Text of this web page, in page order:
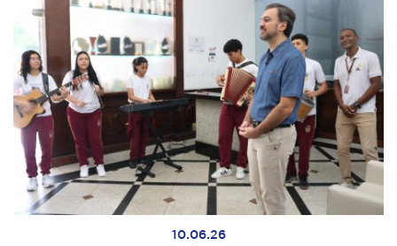
10.06.26